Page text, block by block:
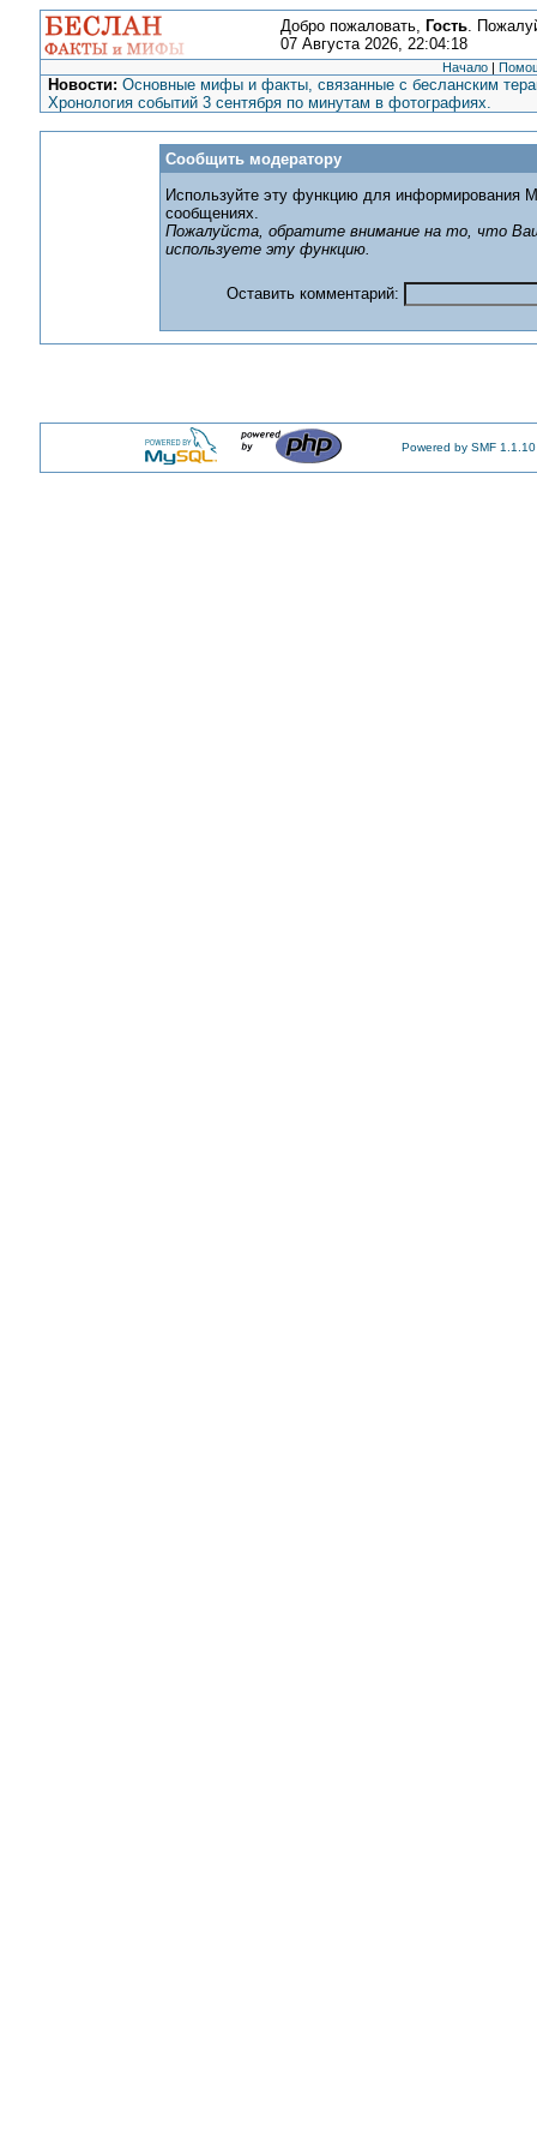
Добро пожаловать, Гость.
07 Августа 2026, 22:04:18
Начало |
Новости: Основные мифы и факты, связанные с бесланским
Хронология событий 3 сентября по минутам в фотографиях.
Сообщить модератору
Используйте эту функцию для информирования
сообщениях.
Пожалуйста, обратите внимание на то, что
используете эту функцию.
Оставить комментарий:
Powered by SMF 1.1.10